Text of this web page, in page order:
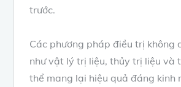
trước.
Các phương pháp điều trị không
như vật lý trị liệu, thủy trị liệu và
thể mang lại hiệu quả đáng kinh